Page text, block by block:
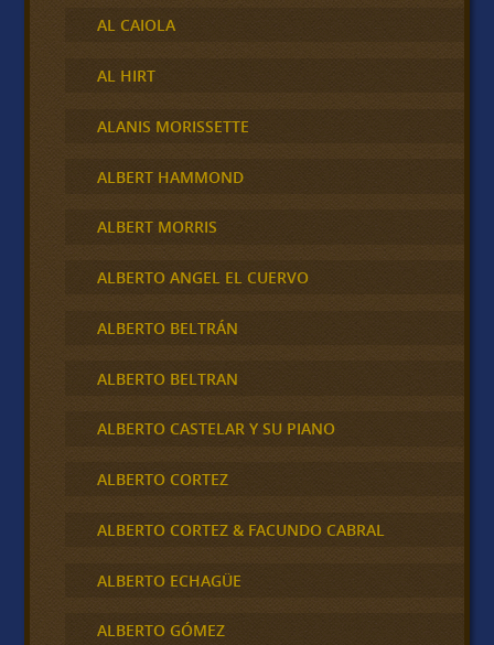
AL CAIOLA
AL HIRT
ALANIS MORISSETTE
ALBERT HAMMOND
ALBERT MORRIS
ALBERTO ANGEL EL CUERVO
ALBERTO BELTRÁN
ALBERTO BELTRAN
ALBERTO CASTELAR Y SU PIANO
ALBERTO CORTEZ
ALBERTO CORTEZ & FACUNDO CABRAL
ALBERTO ECHAGÜE
ALBERTO GÓMEZ